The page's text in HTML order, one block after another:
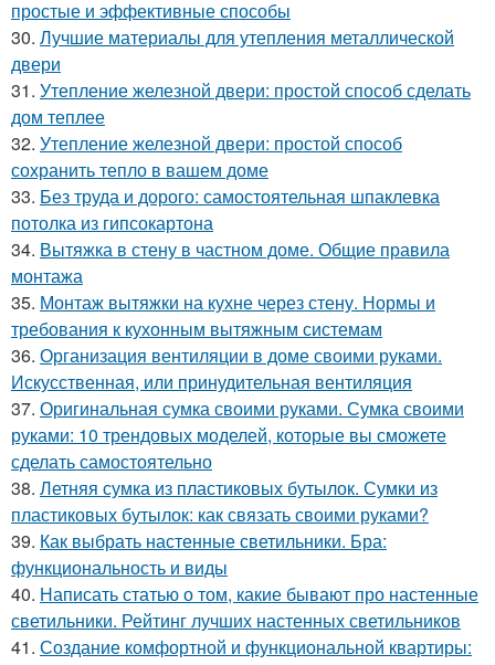
простые и эффективные способы
30. Лучшие материалы для утепления металлической
двери
31. Утепление железной двери: простой способ сделать
дом теплее
32. Утепление железной двери: простой способ
сохранить тепло в вашем доме
33. Без труда и дорого: самостоятельная шпаклевка
потолка из гипсокартона
34. Вытяжка в стену в частном доме. Общие правила
монтажа
35. Монтаж вытяжки на кухне через стену. Нормы и
требования к кухонным вытяжным системам
36. Организация вентиляции в доме своими руками.
Искусственная, или принудительная вентиляция
37. Оригинальная сумка своими руками. Сумка своими
руками: 10 трендовых моделей, которые вы сможете
сделать самостоятельно
38. Летняя сумка из пластиковых бутылок. Сумки из
пластиковых бутылок: как связать своими руками?
39. Как выбрать настенные светильники. Бра:
функциональность и виды
40. Написать статью о том, какие бывают про настенные
светильники. Рейтинг лучших настенных светильников
41. Создание комфортной и функциональной квартиры: